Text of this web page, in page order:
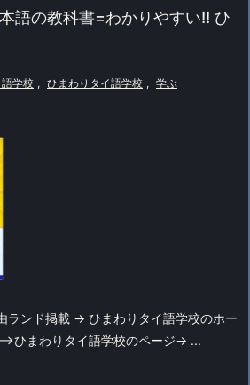
語の教科書=わかりやすい!! ひ
語学校 , ひまわりタイ語学校 , 学ぶ
ランド掲載 -> ひまわりタイ語学校のホー
ひまわりタイ語学校のページ-> ...